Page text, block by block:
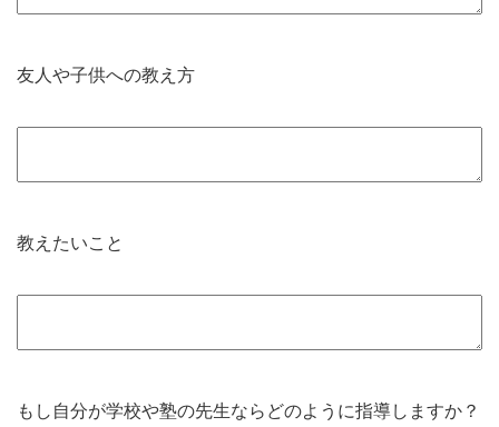
友人や子供への教え方
教えたいこと
もし自分が学校や塾の先生ならどのように指導しますか？